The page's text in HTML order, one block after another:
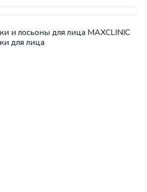
и лосьоны для лица MAXCLINIC
для лица